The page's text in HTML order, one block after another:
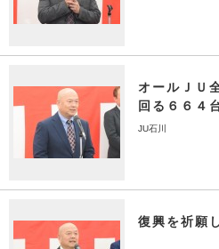
オールＪＵ
回る６６４
JU石川
復興を祈願